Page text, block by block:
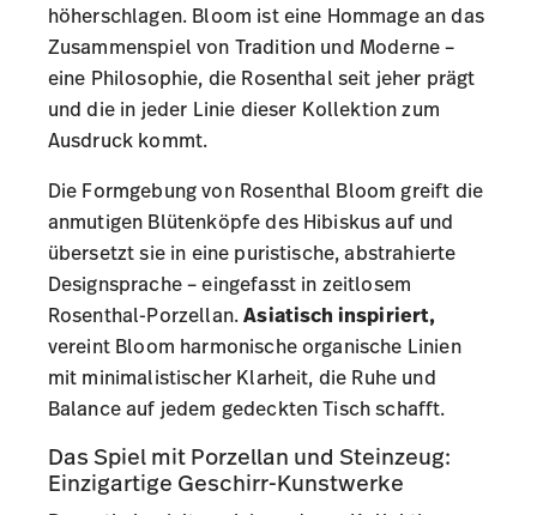
höherschlagen. Bloom ist eine Hommage an das
Zusammenspiel von Tradition und Moderne –
eine Philosophie, die Rosenthal seit jeher prägt
und die in jeder Linie dieser Kollektion zum
Ausdruck kommt.
Die Formgebung von Rosenthal Bloom greift die
anmutigen Blütenköpfe des Hibiskus auf und
übersetzt sie in eine puristische, abstrahierte
Designsprache – eingefasst in zeitlosem
Rosenthal-Porzellan.Asiatisch inspiriert,
vereint Bloom harmonische organische Linien
mit minimalistischer Klarheit, die Ruhe und
Balance auf jedem gedeckten Tisch schafft.
Das Spiel mit Porzellan und Steinzeug:
Einzigartige Geschirr-Kunstwerke